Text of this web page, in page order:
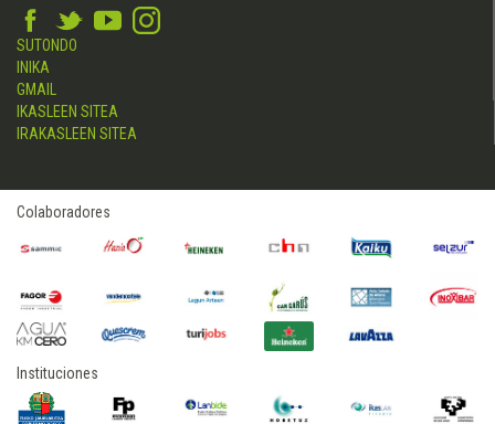
SUTONDO
INIKA
GMAIL
IKASLEEN SITEA
IRAKASLEEN SITEA
Colaboradores
Instituciones